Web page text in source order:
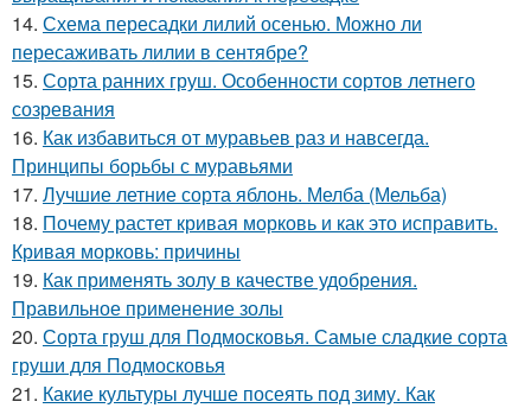
14. Схема пересадки лилий осенью. Можно ли
пересаживать лилии в сентябре?
15. Сорта ранних груш. Особенности сортов летнего
созревания
16. Как избавиться от муравьев раз и навсегда.
Принципы борьбы с муравьями
17. Лучшие летние сорта яблонь. Мелба (Мельба)
18. Почему растет кривая морковь и как это исправить.
Кривая морковь: причины
19. Как применять золу в качестве удобрения.
Правильное применение золы
20. Сорта груш для Подмосковья. Самые сладкие сорта
груши для Подмосковья
21. Какие культуры лучше посеять под зиму. Как